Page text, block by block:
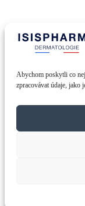
Abychom poskytli co
zpracovávat údaje, jako